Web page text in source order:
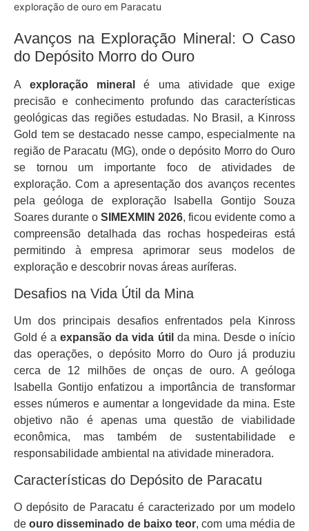
exploração de ouro em Paracatu
Avanços na Exploração Mineral: O Caso
do Depósito Morro do Ouro
Aexploração mineral
é uma atividade que exige
precisão e conhecimento profundo das características
geológicas das regiões estudadas. No Brasil, a Kinross
Gold tem se destacado nesse campo, especialmente na
região de Paracatu (MG), onde o depósito Morro do Ouro
se tornou um importante foco de atividades de
exploração. Com a apresentação dos avanços recentes
pela geóloga de exploração Isabella Gontijo Souza
Soares durante o SIMEXMIN 2026, ficou evidente como a
compreensão detalhada das rochas hospedeiras está
permitindo à empresa aprimorar seus modelos de
exploração e descobrir novas áreas auríferas.
Desafios na Vida Útil da Mina
Um dos principais desafios enfrentados pela Kinross
Gold é aexpansão da vida útil da mina. Desde o início
das operações, o depósito Morro do Ouro já produziu
cerca de 12 milhões de onças de ouro. A geóloga
Isabella Gontijo enfatizou a importância de transformar
esses números e aumentar a longevidade da mina. Este
objetivo não é apenas uma questão de viabilidade
econômica, mas também de sustentabilidade e
responsabilidade ambiental na atividade mineradora.
Características do Depósito de Paracatu
O depósito de Paracatu é caracterizado por um modelo
deouro disseminado de baixo teor, com uma média de